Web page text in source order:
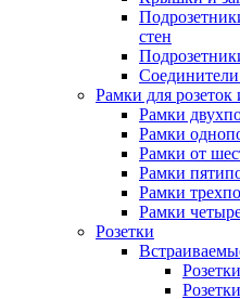
стен
Соединители
Рамки для
Рамки
Рамки
Рамки от
Рамки
Рамки
Рамки
Розетки